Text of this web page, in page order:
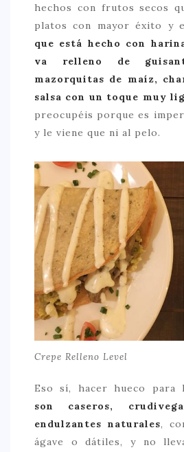
hechos con frutos secos
platos con mayor éxito y
que está hecho con
va relleno de
mazorquitas de maíz,
salsa con un toque muy
preocupéis porque es
y le viene que ni al pelo.
Crepe Relleno Level
Eso sí, hacer hueco para
son caseros,
endulzantes naturales,
ágave o dátiles, y no